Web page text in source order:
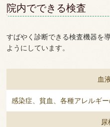
院内でできる検査
すばやく診断できる検査機器を
ようにしています。
血
感染症、貧血、各種アレルギ
尿